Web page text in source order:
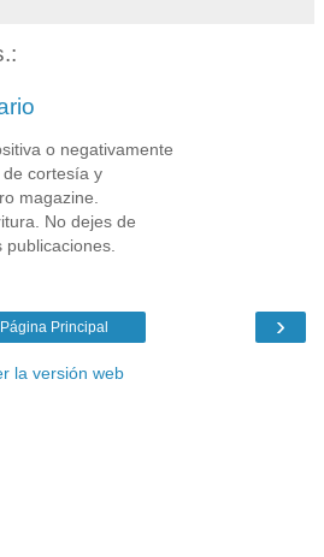
o negativamente
cortesía y
magazine.
No dejes de
›
Página Principal
la versión web